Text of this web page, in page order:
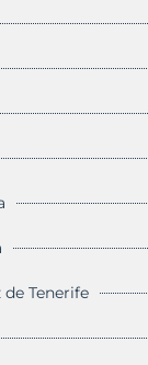
Tenerife